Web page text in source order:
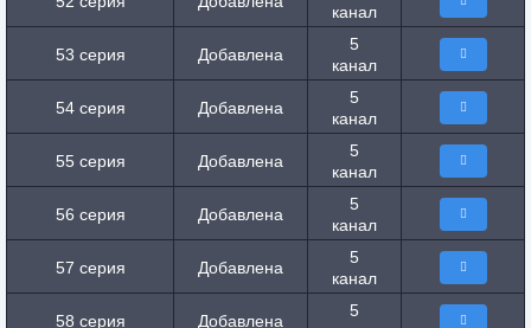
канал
53 серия Добавлена
5
канал
54 серия Добавлена
5
канал
55 серия Добавлена
5
канал
56 серия Добавлена
5
канал
57 серия Добавлена
5
канал
58 серия Добавлена
5